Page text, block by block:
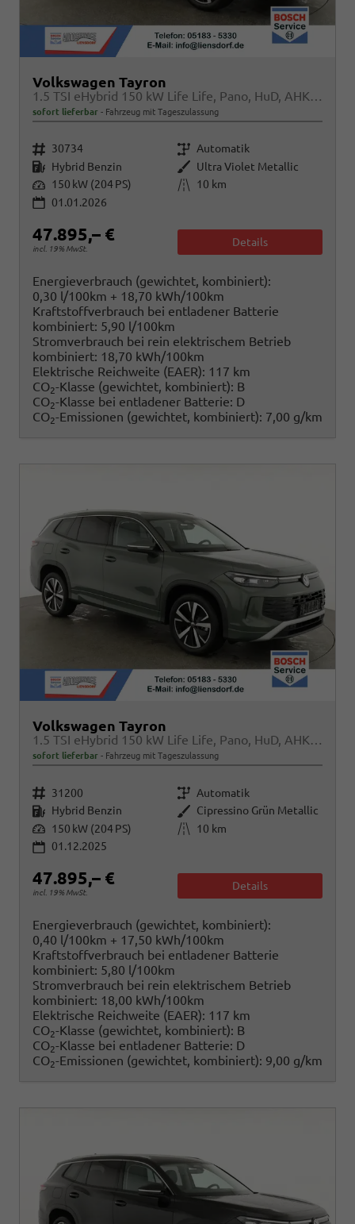
Volkswagen Tayron
sofort lieferbar Fahrzeug mit Tageszulassung
Fahrzeugnr. 30734 Getriebe Automatik
Kraftstoff Hybrid Benzin Außenfarbe Ultra Violet Metallic
Leistung 150 kW (204 PS) Kilometerstand
10 km
01.01.2026
47.895,– €
incl. 19% MwSt.
Details
Energieverbrauch (gewichtet, kombiniert):
0,30 l/100km + 18,70 kWh/100km
Kraftstoffverbrauch bei entladener Batterie
kombiniert: 5,90 l/100km
Stromverbrauch bei rein elektrischem Betrieb
kombiniert: 18,70 kWh/100km
Elektrische Reichweite (EAER): 117 km
CO2-Klasse (gewichtet, kombiniert): B
CO2-Klasse bei entladener Batterie: D
CO2-Emissionen (gewichtet, kombiniert): 7,00 g/km
Volkswagen Tayron
1.5 TSI eHybrid 150 kW Life Life, Pano, HuD, AHK, AreaView, Side, Navi, Winter, 5-J. Garantie
sofort lieferbar Fahrzeug mit Tageszulassung
Fahrzeugnr. 31200 Getriebe Automatik
Kraftstoff Hybrid Benzin Außenfarbe Cipressino Grün Metallic
Leistung 150 kW (204 PS) Kilometerstand
10 km
01.12.2025
47.895,– €
incl. 19% MwSt.
Details
Energieverbrauch (gewichtet, kombiniert):
0,40 l/100km + 17,50 kWh/100km
Kraftstoffverbrauch bei entladener Batterie
kombiniert: 5,80 l/100km
Stromverbrauch bei rein elektrischem Betrieb
kombiniert: 18,00 kWh/100km
Elektrische Reichweite (EAER): 117 km
CO2-Klasse (gewichtet, kombiniert): B
CO2-Klasse bei entladener Batterie: D
CO2-Emissionen (gewichtet, kombiniert): 9,00 g/km